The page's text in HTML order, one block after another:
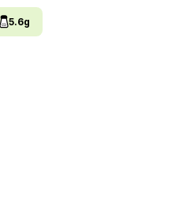
5.6g